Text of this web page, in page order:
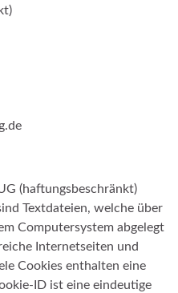
(haftungsbeschränkt)
Textdateien, welche über
Computersystem abgelegt
Internetseiten und
Cookies enthalten eine
ID ist eine eindeutige